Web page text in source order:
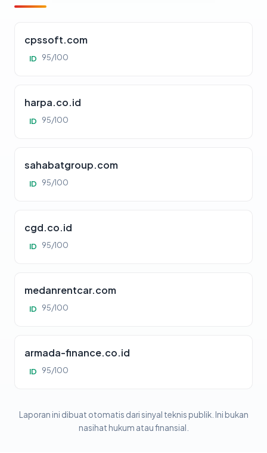
cpssoft.com
ID 95/100
harpa.co.id
ID 95/100
sahabatgroup.com
ID 95/100
cgd.co.id
ID 95/100
medanrentcar.com
ID 95/100
armada-finance.co.id
ID 95/100
Laporan ini dibuat otomatis dari sinyal teknis publik. Ini bukan
nasihat hukum atau finansial.